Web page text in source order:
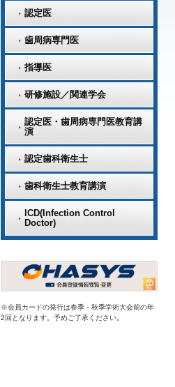
認定医
歯周病専門医
指導医
研修施設／関連学会
認定医・歯周病専門医教育講
演
認定歯科衛生士
歯科衛生士教育講演
ICD(Infection Control
Doctor)
※会員カードの発行は春季・秋季学術大会前の年
2回となります。予めご了承ください。